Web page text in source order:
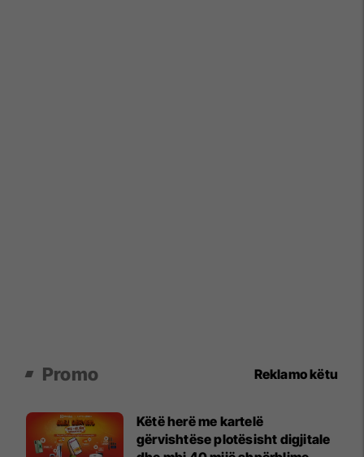
Promo Reklamo këtu
Këtë herë me kartelë
gërvishtëse plotësisht digjitale